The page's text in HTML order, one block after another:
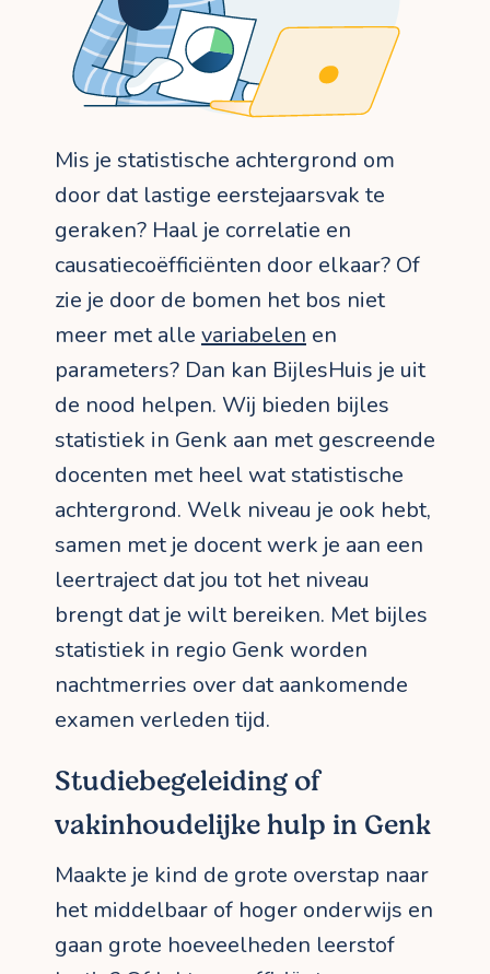
Mis je statistische achtergrond om
door dat lastige eerstejaarsvak te
geraken? Haal je correlatie en
causatiecoëfficiënten door elkaar? Of
zie je door de bomen het bos niet
meer met alle variabelen en
parameters? Dan kan BijlesHuis je uit
de nood helpen. Wij bieden bijles
statistiek in Genk aan met gescreende
docenten met heel wat statistische
achtergrond. Welk niveau je ook hebt,
samen met je docent werk je aan een
leertraject dat jou tot het niveau
brengt dat je wilt bereiken. Met bijles
statistiek in regio Genk worden
nachtmerries over dat aankomende
examen verleden tijd.
Studiebegeleiding of
vakinhoudelijke hulp in Genk
Maakte je kind de grote overstap naar
het middelbaar of hoger onderwijs en
gaan grote hoeveelheden leerstof